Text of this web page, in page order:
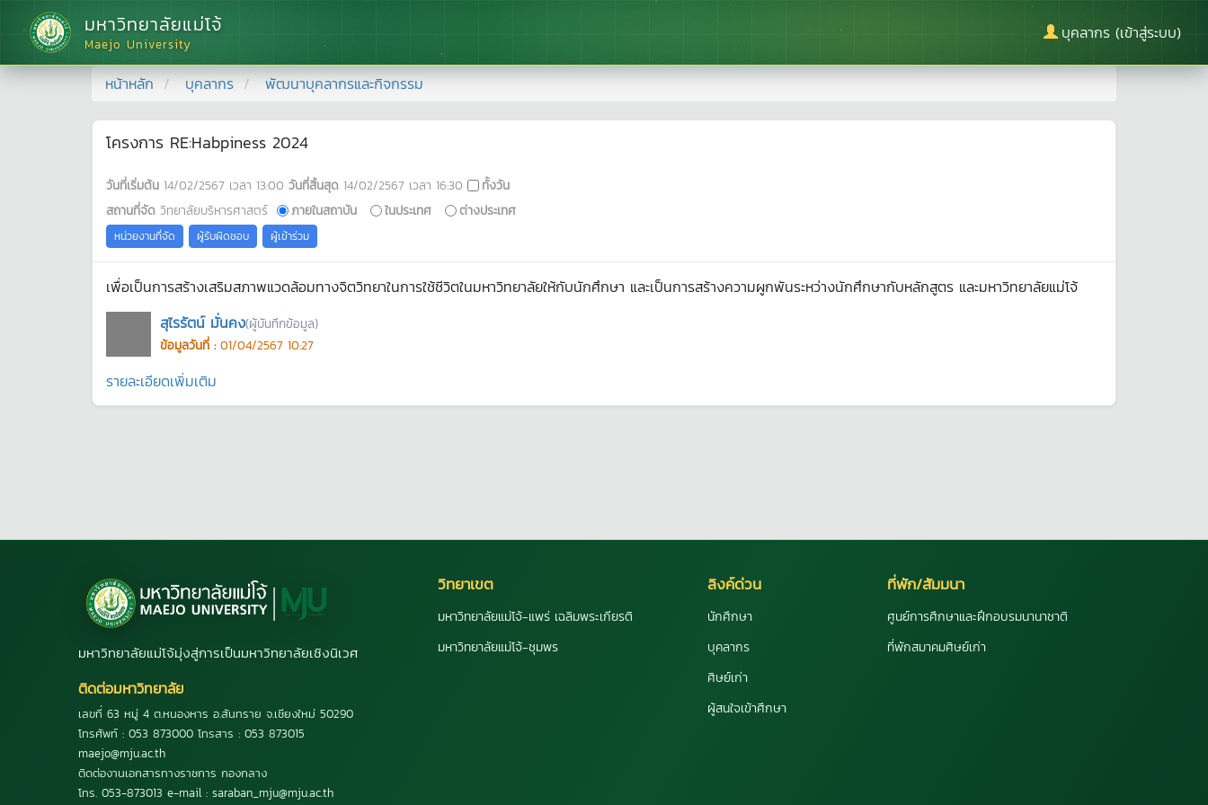
มหาวิทยาลัยแม่โจ้
Maejo University
บุคลากร (เข้าสู่ระบบ)
หน้าหลัก บุคลากร พัฒนาบุคลากรและกิจกรรม
โครงการ RE:Habpiness 2024
วันที่เริ่มต้น 14/02/2567 เวลา 13:00 วันที่สิ้นสุด 14/02/2567 เวลา 16:30
ทั้งวัน
สถานที่จัด วิทยาลัยบริหารศาสตร์ ภายในสถาบัน ในประเทศ ต่างประเทศ
หน่วยงานที่จัด ผู้รับผิดชอบ ผู้เข้าร่วม
เพื่อเป็นการสร้างเสริมสภาพแวดล้อมทางจิตวิทยาในการใช้ชีวิตในมหาวิทยาลัยให้กับนักศึกษา และเป็นการสร้างความผูกพันระหว่างนักศึกษากับหลักสูตร และมหาวิทยาลัยแม่โจ้
สุไรรัตน์ มั่นคง(ผู้บันทึกข้อมูล)
ข้อมูลวันที่ : 01/04/2567 10:27
รายละเอียดเพิ่มเติม
มหาวิทยาลัยแม่โจ้มุ่งสู่การเป็นมหาวิทยาลัยเชิงนิเวศ
ติดต่อมหาวิทยาลัย
เลขที่ 63 หมู่ 4 ต.หนองหาร อ.สันทราย จ.เชียงใหม่ 50290
โทรศัพท์ : 053 873000 โทรสาร : 053 873015
maejo@mju.ac.th
ติดต่องานเอกสารทางราชการ กองกลาง
โทร. 053-873013 e-mail : saraban_mju@mju.ac.th
วิทยาเขต
มหาวิทยาลัยแม่โจ้-แพร่ เฉลิมพระเกียรติ
มหาวิทยาลัยแม่โจ้-ชุมพร
ลิงค์ด่วน
นักศึกษา
บุคลากร
ศิษย์เก่า
ผู้สนใจเข้าศึกษา
ที่พัก/สัมมนา
ศูนย์การศึกษาและฝึกอบรมนานาชาติ
ที่พักสมาคมศิษย์เก่า